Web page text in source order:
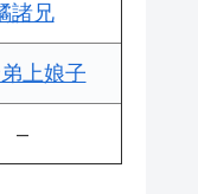
諸兄
上娘子
–